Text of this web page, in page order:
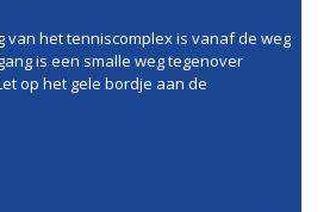
van het tenniscomplex is vanaf de weg
is een smalle weg tegenover
op het gele bordje aan de